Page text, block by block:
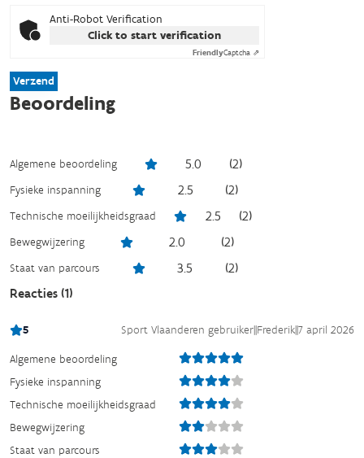
Anti-Robot Verification
Click to start verification
FriendlyCaptcha ⇗
Verzend
Beoordeling
Algemene beoordeling 5.0 (2)
Fysieke inspanning 2.5 (2)
Technische moeilijkheidsgraad 2.5 (2)
Bewegwijzering 2.0 (2)
Staat van parcours 3.5 (2)
Reacties (1)
5 Sport Vlaanderen gebruiker||Frederik||7 april 2026
Algemene beoordeling
Fysieke inspanning
Technische moeilijkheidsgraad
Bewegwijzering
Staat van parcours